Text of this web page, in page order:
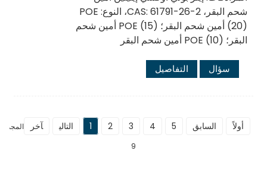
شحم البقر، CAS: 61791-26-2، النوع: POE
(20) أمين شحم البقر؛ POE (15) أمين شحم
البقر؛ POE (10) أمين شحم البقر
سؤال التفاصيل
أولاً السابق 1 2 3 4 5 التالي آخر
9